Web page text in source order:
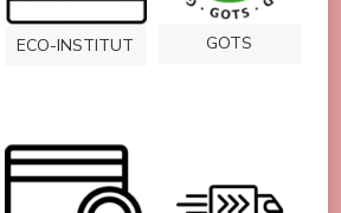
ECO-INSTITUT
GOTS